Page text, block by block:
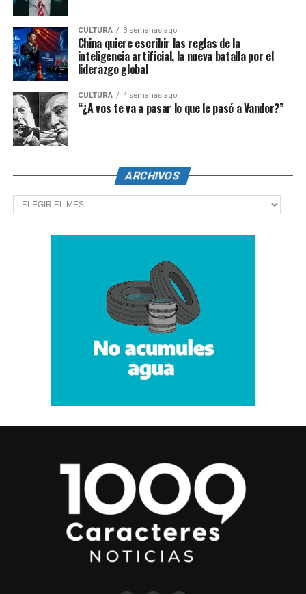
CULTURA 3 semanas ago
China quiere escribir las reglas de la
inteligencia artificial, la nueva batalla por el
liderazgo global
CULTURA 4 semanas ago
“¿A vos te va a pasar lo que le pasó a Vandor?”
ARCHIVOS
Archivos